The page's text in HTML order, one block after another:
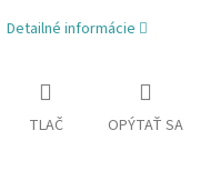
Detailné informácie
TLAČ OPÝTAŤ SA